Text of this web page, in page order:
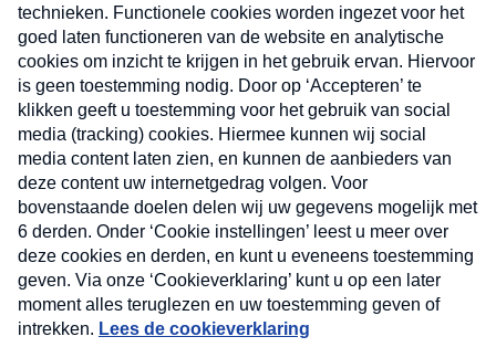
Verzend
Nieuwsbrief
Neem hier een gratis abonnement op onze
nieuwsbrief. Elke vrijdag- en dinsdagochtend in uw